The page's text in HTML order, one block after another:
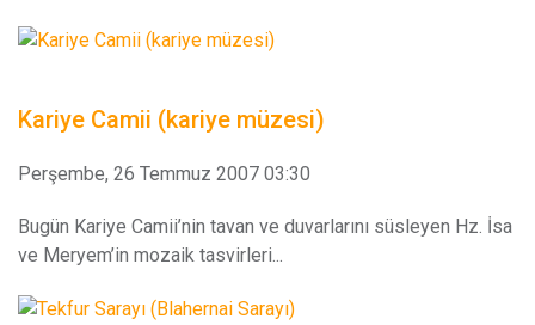
Kariye Camii (kariye müzesi)
Perşembe, 26 Temmuz 2007 03:30
Bugün Kariye Camii’nin tavan ve duvarlarını süsleyen Hz. İsa
ve Meryem’in mozaik tasvirleri...